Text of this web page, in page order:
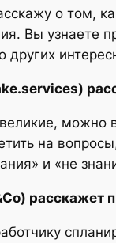
о том,
Вы узнаете
других
на
и «не
расскажет